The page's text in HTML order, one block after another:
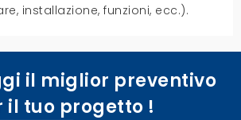
installazione, funzioni, ecc.).
il miglior preventivo
il tuo progetto !